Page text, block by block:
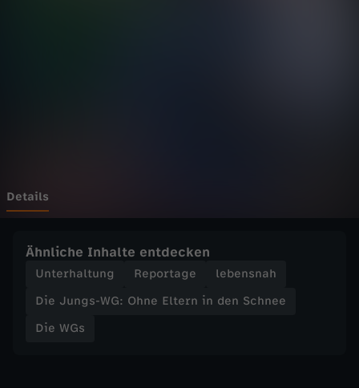
O
n
e
Details
Ähnliche Inhalte entdecken
Unterhaltung Reportage
lebensnah
Die Jungs-WG: Ohne Eltern in den Schnee
Die WGs